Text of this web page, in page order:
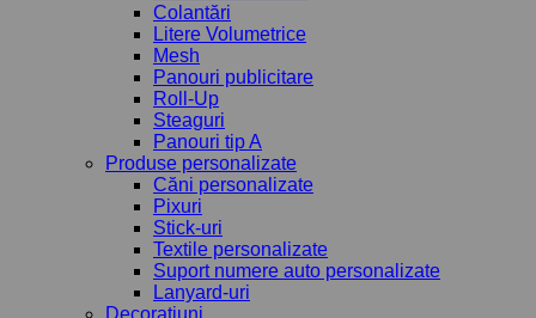
Colantări
Litere Volumetrice
Mesh
Panouri publicitare
Roll-Up
Steaguri
Panouri tip A
Produse personalizate
Căni personalizate
Pixuri
Stick-uri
Textile personalizate
Suport numere auto personalizate
Lanyard-uri
Decorațiuni